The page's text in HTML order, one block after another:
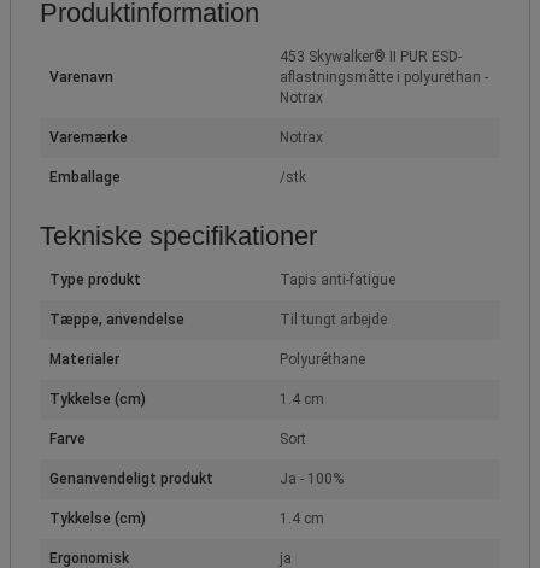
Produktinformation
Varenavn
453 Skywalker® II PUR ESD-
aflastningsmåtte i polyurethan -
Notrax
Varemærke Notrax
Emballage /stk
Tekniske specifikationer
Type produkt Tapis anti-fatigue
Tæppe, anvendelse Til tungt arbejde
Materialer Polyuréthane
Tykkelse (cm) 1.4 cm
Farve Sort
Genanvendeligt produkt Ja - 100%
Tykkelse (cm) 1.4 cm
Ergonomisk ja